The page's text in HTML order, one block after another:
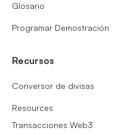
Glosario
Programar Demostración
Recursos
Conversor de divisas
Resources
Transacciones Web3